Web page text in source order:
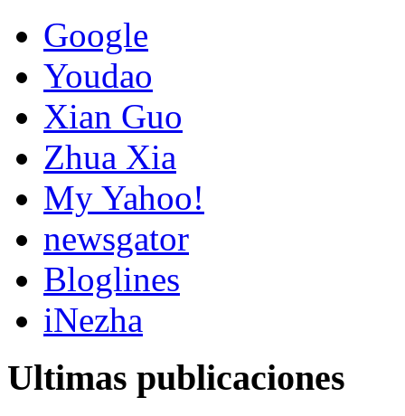
Google
Youdao
Xian Guo
Zhua Xia
My Yahoo!
newsgator
Bloglines
iNezha
Ultimas publicaciones